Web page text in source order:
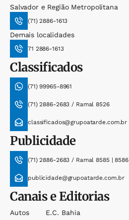
Salvador e Região Metropolitana
(71) 2886-1613
Demais localidades
71 2886-1613
Classificados
(71) 99965-8961
(71) 2886-2683 / Ramal 8526
classificados@grupoatarde.com.br
Publicidade
(71) 2886-2683 / Ramal 8585 | 8586
publicidade@grupoatarde.com.br
Canais e Editorias
Autos
E.c. Bahia